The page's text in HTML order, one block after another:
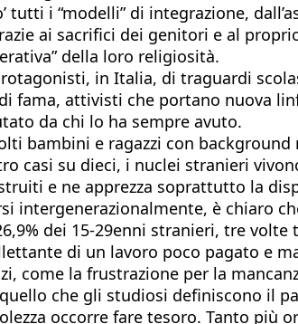
tutti i “modelli” di integrazione,
ai sacrifici dei genitori e al
della loro religiosità.
in Italia, di traguardi
fama, attivisti che portano nuova
da chi lo ha sempre avuto.
bambini e ragazzi con
casi su dieci, i nuclei stranieri
e ne apprezza soprattutto la
intergenerazionalmente, è chiaro
dei 15-29enni stranieri, tre
di un lavoro poco pagato e
come la frustrazione per la
che gli studiosi definiscono il
occorre fare tesoro. Tanto